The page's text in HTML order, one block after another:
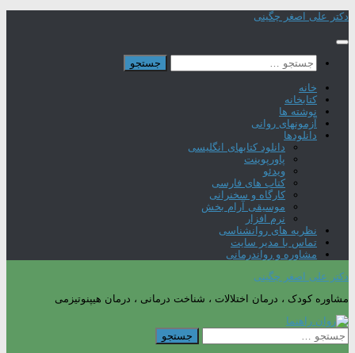
Skip
content
دکتر علی اصغر چگینی
جستجو
برای:
خانه
کتابخانه
نوشته ها
آزمونهای روانی
دانلودها
دانلود کتابهای انگلیسی
پاورپوینت
ویدئو
کتاب های فارسی
کارگاه و سخنرانی
موسیقی آرام بخش
نرم افزار
نظریه های روانشناسی
تماس با مدیر سایت
مشاوره و رواندرمانی
دکتر علی اصغر چگینی
مشاوره کودک ، درمان اختلالات ، شناخت درمانی ، درمان هیپنوتیزمی
جستجو
برای: